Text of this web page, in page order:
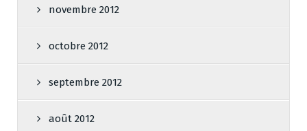
novembre 2012
octobre 2012
septembre 2012
août 2012